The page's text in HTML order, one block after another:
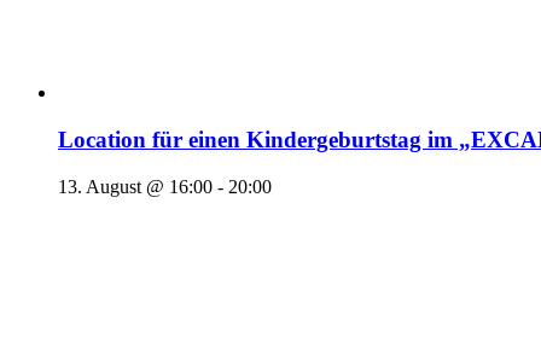
Location für einen Kindergeburtstag im
13. August @ 16:00 - 20:00